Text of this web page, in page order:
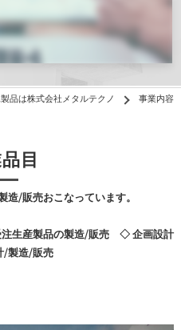
品は株式会社メタルテクノ 事業内容
/販売おこなっています。
産製品の製造/販売 ◇ 企画設計
/製造/販売
目